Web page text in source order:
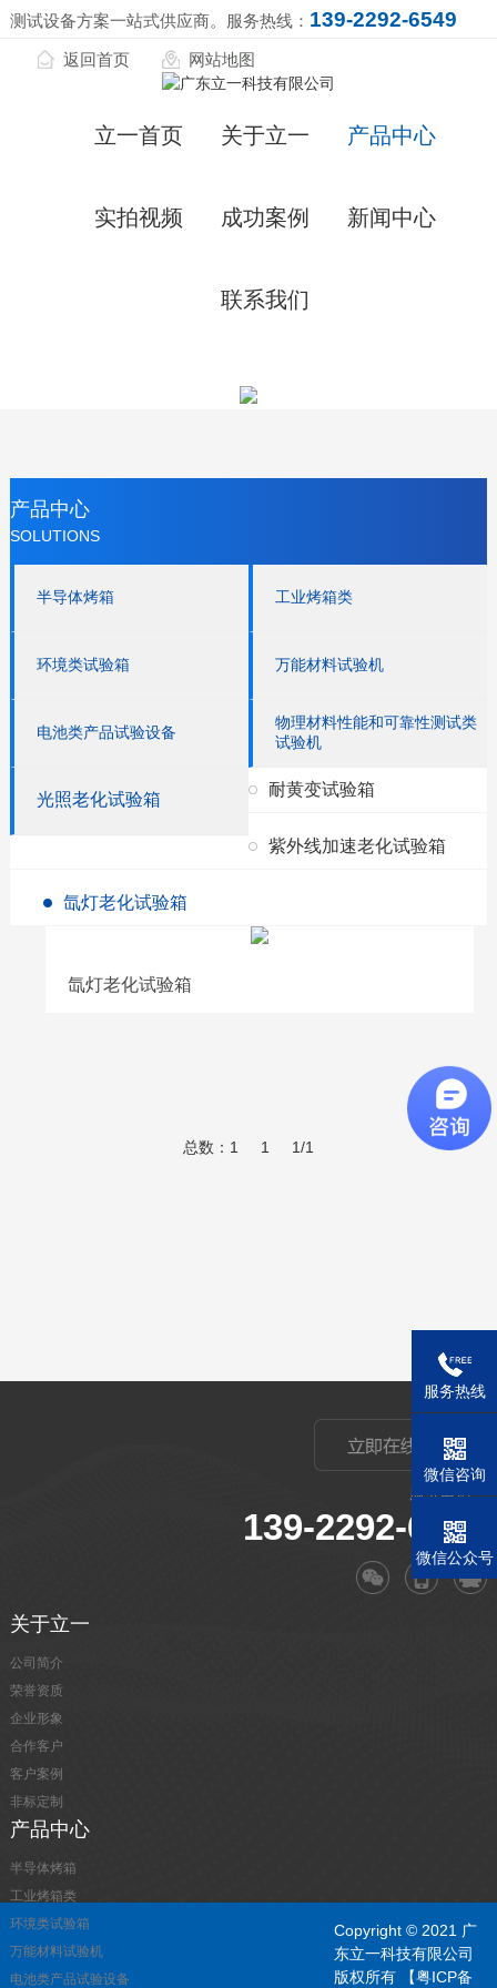
测试设备方案一站式供应商。服务热线： 139-2292-6549
返回首页 网站地图
立一首页 关于立一 产品中心
实拍视频 成功案例 新闻中心
联系我们
产品中心
SOLUTIONS
半导体烤箱 工业烤箱类
环境类试验箱 万能材料试验机
电池类产品试验设备
物理材料性能和可靠性测试类
试验机
光照老化试验箱
耐黄变试验箱
紫外线加速老化试验箱
氙灯老化试验箱
氙灯老化试验箱
总数：1 1 1/1
服务电话：
139-2292-6549
关于立一
公司简介
荣誉资质
企业形象
合作客户
客户案例
非标定制
产品中心
半导体烤箱
工业烤箱类
环境类试验箱
万能材料试验机
电池类产品试验设备
Copyright © 2021 广
东立一科技有限公司
版权所有
【粤ICP备
服务热线
微信咨询
微信公众号